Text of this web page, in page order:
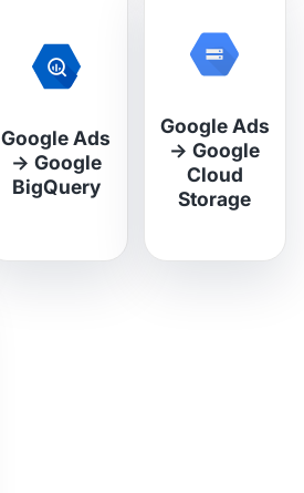
Google Ads
→ Google
BigQuery
Google Ads
→Google
Cloud
Storage